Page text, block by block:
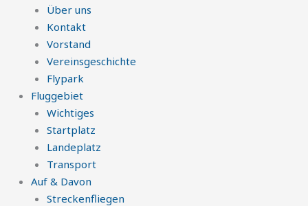
Über uns
Kontakt
Vorstand
Vereinsgeschichte
Flypark
Fluggebiet
Wichtiges
Startplatz
Landeplatz
Transport
Auf & Davon
Streckenfliegen